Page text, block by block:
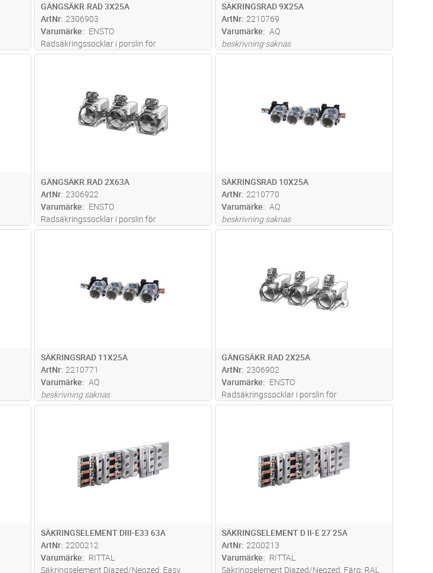
GÄNGSÄKR.RAD 3X25A
ArtNr 2306903
Varumärke
ENSTO
Radsäkringssocklar i porslin för
diazedsäkringar, storlek DII max 25 A.
SÄKRINGSRAD 9X25A
ArtNr 2210769
Varumärke
AQ
beskrivning saknas
GÄNGSÄKR.RAD 2X63A
ArtNr 2306922
Varumärke
ENSTO
Radsäkringssocklar i porslin för
diazedsäkringar, storlek DIII max 63 A.
SÄKRINGSRAD 10X25A
ArtNr 2210770
Varumärke
AQ
beskrivning saknas
SÄKRINGSRAD 11X25A
ArtNr 2210771
Varumärke
AQ
beskrivning saknas
GÄNGSÄKR.RAD 2X25A
ArtNr 2306902
Varumärke
ENSTO
Radsäkringssocklar i porslin för
diazedsäkringar, storlek DII max 25 A.
SÄKRINGSELEMENT DIII-E33 63A
ArtNr 2200212
Varumärke
RITTAL
Säkringselement Diazed/Neozed, Easy
SÄKRINGSELEMENT D II-E 27 25A
ArtNr 2200213
Varumärke
RITTAL
Säkringselement Diazed/Neozed, Färg: RAL